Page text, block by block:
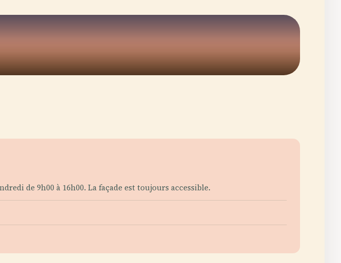
de 9h00 à 16h00. La façade est toujours accessible.